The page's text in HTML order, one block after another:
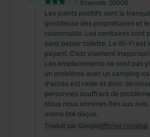
Sitecode: 20606
Les points positifs sont la
gentillesse des propriétaires et
raisonnable. Les sanitaires sont
sans papier toilette. Le Wi-Fi est
payant. C'est vraiment
Les emplacements ne sont pas
un problème avec un camping-
d'accès est raide et donc
personnes souffrant de
Nous nous sommes fiés aux
avons été déçus.
Traduit par GoogleAfficher l'original